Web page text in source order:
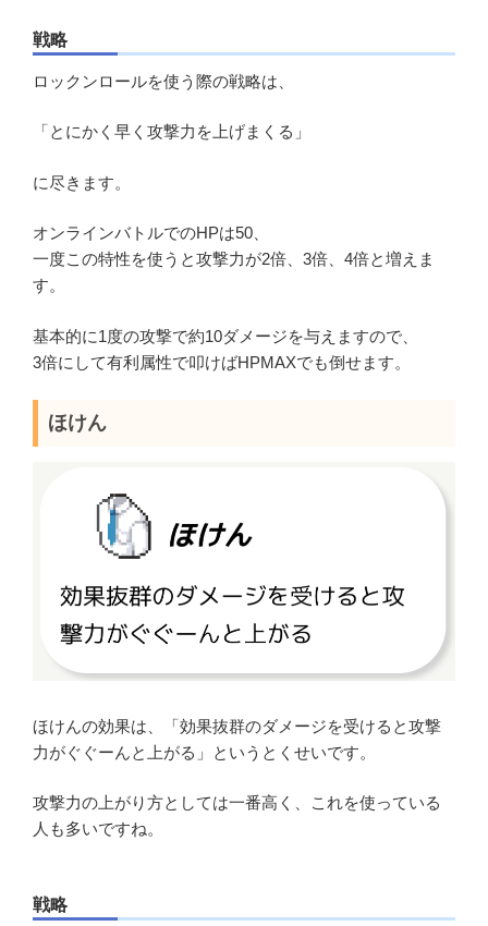
戦略
ロックンロールを使う際の戦略は、
「とにかく早く攻撃力を上げまくる」
に尽きます。
オンラインバトルでのHPは50、
一度この特性を使うと攻撃力が2倍、3倍、4倍と増えま
す。
基本的に1度の攻撃で約10ダメージを与えますので、
3倍にして有利属性で叩けばHPMAXでも倒せます。
ほけん
ほけんの効果は、「効果抜群のダメージを受けると攻撃
力がぐぐーんと上がる」というとくせいです。
攻撃力の上がり方としては一番高く、これを使っている
人も多いですね。
戦略